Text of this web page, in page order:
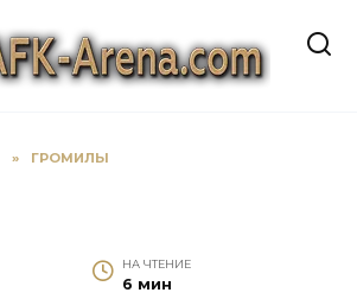
» ГРОМИЛЫ
НА ЧТЕНИЕ
6 мин